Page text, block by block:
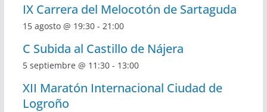
IX Carrera del Melocotón de Sartaguda
15 agosto @ 19:30- 21:00
C Subida al Castillo de Nájera
5 septiembre @ 11:30- 13:00
XII Maratón Internacional Ciudad de
Logroño